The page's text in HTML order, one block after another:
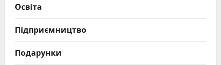
Освіта
Підприємництво
Подарунки